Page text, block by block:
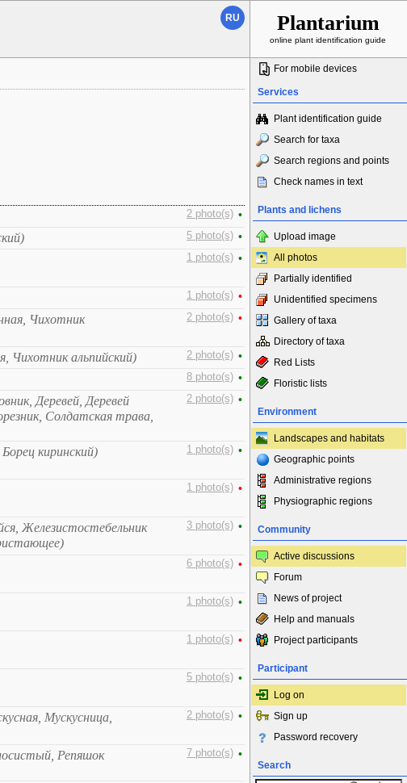
RU Plantarium
online plant identification guide
2 photo(s) •
5 photo(s) •
1 photo(s) •
1 photo(s) •
Чихотник
2 photo(s) •
Чихотник альпийский) 2 photo(s) •
8 photo(s) •
Деревей, Деревей
Солдатская трава,
2 photo(s) •
киринский) 1 photo(s) •
1 photo(s) •
Железистостебельник
3 photo(s) •
6 photo(s) •
1 photo(s) •
1 photo(s) •
5 photo(s) •
Мускусница,
2 photo(s) •
Репяшок
7 photo(s) •
For mobile devices
Services
Plant identification guide
Search for taxa
Search regions and points
Check names in text
Plants and lichens
Upload image
All photos
Partially identified
Unidentified specimens
Gallery of taxa
Directory of taxa
Red Lists
Floristic lists
Environment
Landscapes and habitats
Geographic points
Administrative regions
Physiographic regions
Community
Active discussions
Forum
News of project
Help and manuals
Project participants
Participant
Log on
Sign up
Password recovery
Search